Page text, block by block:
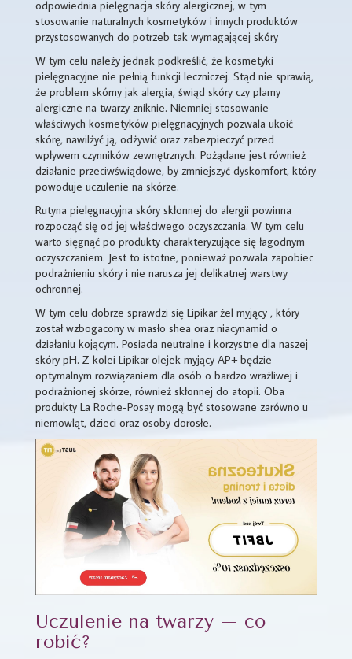
odpowiednia pielęgnacja skóry alergicznej, w tym
stosowanie naturalnych kosmetyków i innych produktów
przystosowanych do potrzeb tak wymagającej skóry
W tym celu należy jednak podkreślić, że kosmetyki
pielęgnacyjne nie pełnią funkcji leczniczej. Stąd nie sprawią,
że problem skórny jak alergia, świąd skóry czy plamy
alergiczne na twarzy zniknie. Niemniej stosowanie
właściwych kosmetyków pielęgnacyjnych pozwala ukoić
skórę, nawilżyć ją, odżywić oraz zabezpieczyć przed
wpływem czynników zewnętrznych. Pożądane jest również
działanie przeciwświądowe, by zmniejszyć dyskomfort, który
powoduje uczulenie na skórze.
Rutyna pielęgnacyjna skóry skłonnej do alergii powinna
rozpocząć się od jej właściwego oczyszczania. W tym celu
warto sięgnąć po produkty charakteryzujące się łagodnym
oczyszczaniem. Jest to istotne, ponieważ pozwala zapobiec
podrażnieniu skóry i nie narusza jej delikatnej warstwy
ochronnej.
W tym celu dobrze sprawdzi się Lipikar żel myjący , który
został wzbogacony w masło shea oraz niacynamid o
działaniu kojącym. Posiada neutralne i korzystne dla naszej
skóry pH. Z kolei Lipikar olejek myjący AP+ będzie
optymalnym rozwiązaniem dla osób o bardzo wrażliwej i
podrażnionej skórze, również skłonnej do atopii. Oba
produkty La Roche-Posay mogą być stosowane zarówno u
niemowląt, dzieci oraz osoby dorosłe.
Uczulenie na twarzy – co
robić?